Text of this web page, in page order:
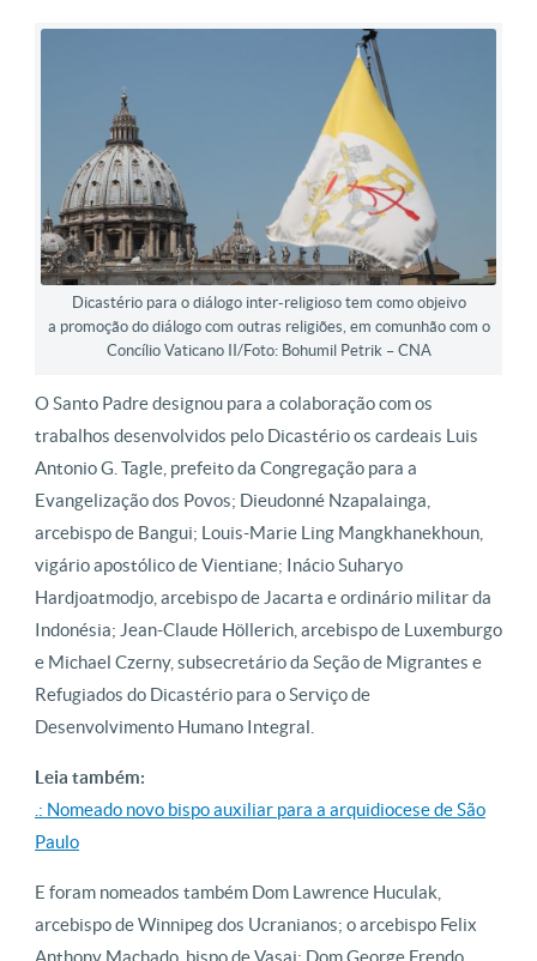
Dicastério para o diálogo inter-religioso tem como objeivo
a promoção do diálogo com outras religiões, em comunhão com o
Concílio Vaticano II/Foto: Bohumil Petrik – CNA
O Santo Padre designou para a colaboração com os
trabalhos desenvolvidos pelo Dicastério os cardeais Luis
Antonio G. Tagle, prefeito da Congregação para a
Evangelização dos Povos; Dieudonné Nzapalainga,
arcebispo de Bangui; Louis-Marie Ling Mangkhanekhoun,
vigário apostólico de Vientiane; Inácio Suharyo
Hardjoatmodjo, arcebispo de Jacarta e ordinário militar da
Indonésia; Jean-Claude Höllerich, arcebispo de Luxemburgo
e Michael Czerny, subsecretário da Seção de Migrantes e
Refugiados do Dicastério para o Serviço de
Desenvolvimento Humano Integral.
Leia também:
.: Nomeado novo bispo auxiliar para a arquidiocese de São
Paulo
E foram nomeados também Dom Lawrence Huculak,
arcebispo de Winnipeg dos Ucranianos; o arcebispo Felix
Anthony Machado, bispo de Vasai; Dom George Frendo,